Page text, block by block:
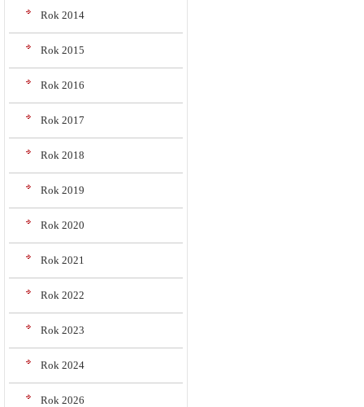
Rok 2014
Rok 2015
Rok 2016
Rok 2017
Rok 2018
Rok 2019
Rok 2020
Rok 2021
Rok 2022
Rok 2023
Rok 2024
Rok 2026